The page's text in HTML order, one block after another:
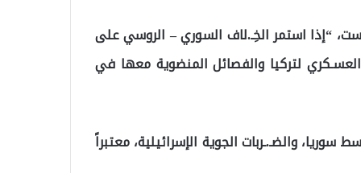
“إذا استمر الخِـ.لاف السوري – الروسي على
لتركيا والفصائل المنضوية معها في
والضـ.ـربات الجوية الإسرائيلية، معتبراً